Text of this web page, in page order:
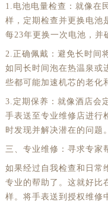
1.电池电量检查：就像在
样，定期检查并更换电池
每23年更换一次电池，并
2.正确佩戴：避免长时间
如同长时间泡在热温泉或
些都可能加速机芯的老化
3.定期保养：就像酒店会
手表送至专业维修店进行
时发现并解决潜在的问题。
三、专业维修：寻求专家
如果经过自我检查和日常
专业的帮助了。这就好比
样。将手表送到授权维修